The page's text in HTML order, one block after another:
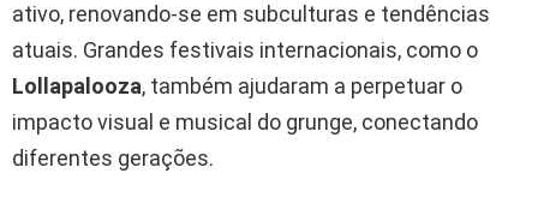
ativo, renovando-se em subculturas e tendências
atuais. Grandes festivais internacionais, como o
Lollapalooza, também ajudaram a perpetuar o
impacto visual e musical do grunge, conectando
diferentes gerações.